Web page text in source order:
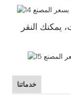
يمكنك النقر
خدماتنا